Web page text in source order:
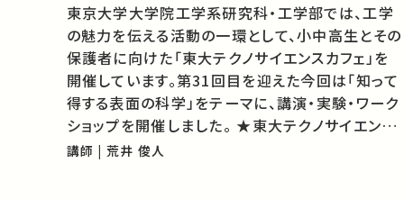
東京大学大学院工学系研究科・工学部では、工学
の魅力を伝える活動の一環として、小中高生とその
保護者に向けた「東大テクノサイエンスカフェ」を
開催しています。第31回目を迎えた今回は「知って
得する表面の科学」をテーマに、講演・実験・ワーク
ショップを開催しました。 ★東大テクノサイエンス
カフェ http://www.t.u-
講師 | 荒井 俊人